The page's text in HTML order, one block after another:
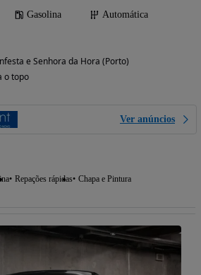
Gasolina
Automática
e Senhora da Hora (Porto)
o topo
Ver anúncios
Repações rápidas Chapa e Pintura